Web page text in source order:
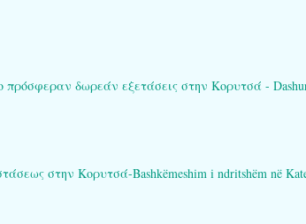
δωρεάν εξετάσεις στην Κορυτσά -
στην Κορυτσά-Bashkëmeshim i ndritshëm në